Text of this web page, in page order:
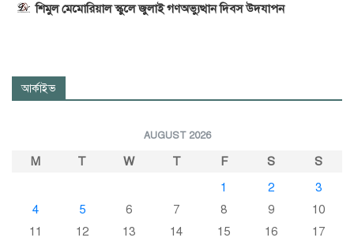
শিমুল মেমোরিয়াল স্কুলে জুলাই গণঅভ্যুত্থান দিবস উদযাপন
আর্কাইভ
AUGUST 2026
M T W T F S
S
1
2
3
4
5 6 7 8 9
10
11
12 13 14 15 16
17